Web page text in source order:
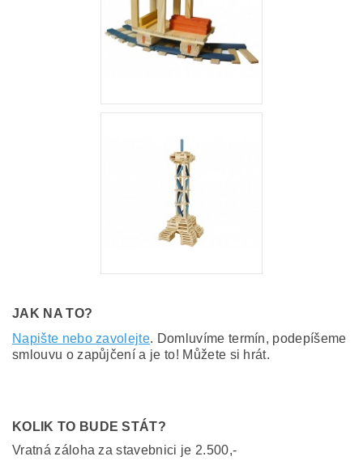
JAK NA TO?
Napište nebo zavolejte. Domluvíme termín, podepíšeme
smlouvu o zapůjčení a je to! Můžete si hrát.
KOLIK TO BUDE STÁT?
Vratná záloha za stavebnici je 2.500,-